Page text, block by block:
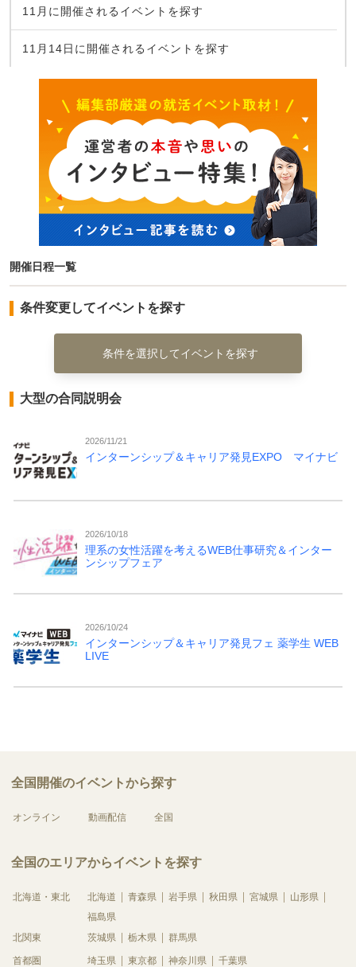
11月に開催されるイベントを探す
11月14日に開催されるイベントを探す
開催日程一覧
条件変更してイベントを探す
条件を選択してイベントを探す
大型の合同説明会
2026/11/21
インターンシップ＆キャリア発見EXPO マイナビ
2026/10/18
理系の女性活躍を考えるWEB仕事研究＆インター
ンシップフェア
2026/10/24
インターンシップ＆キャリア発見フェ 薬学生 WEB
LIVE
全国開催のイベントから探す
オンライン 動画配信 全国
全国のエリアからイベントを探す
北海道・東北 北海道 青森県 岩手県 秋田県 宮城県
山形県
福島県
北関東
茨城県 栃木県 群馬県
首都圏 埼玉県 東京都 神奈川県 千葉県